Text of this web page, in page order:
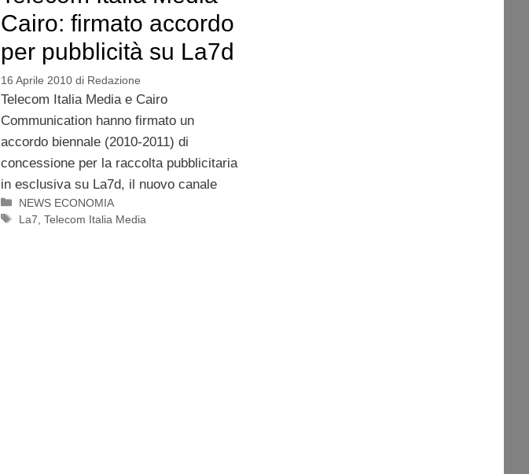
Cairo: firmato accordo
per pubblicità su La7d
16 Aprile 2010 di Redazione
Telecom Italia Media e Cairo
Communication hanno firmato un
accordo biennale (2010-2011) di
concessione per la raccolta pubblicitaria
in esclusiva su La7d, il nuovo canale
Categorie
NEWS ECONOMIA
Tag
La7 ,Telecom Italia Media